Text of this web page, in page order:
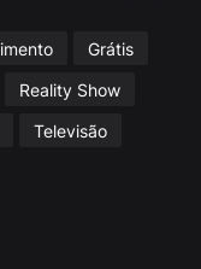
Grátis
Reality Show
Televisão